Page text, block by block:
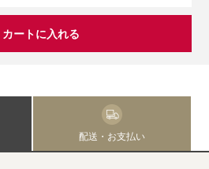
カートに入れる
配送・お支払い